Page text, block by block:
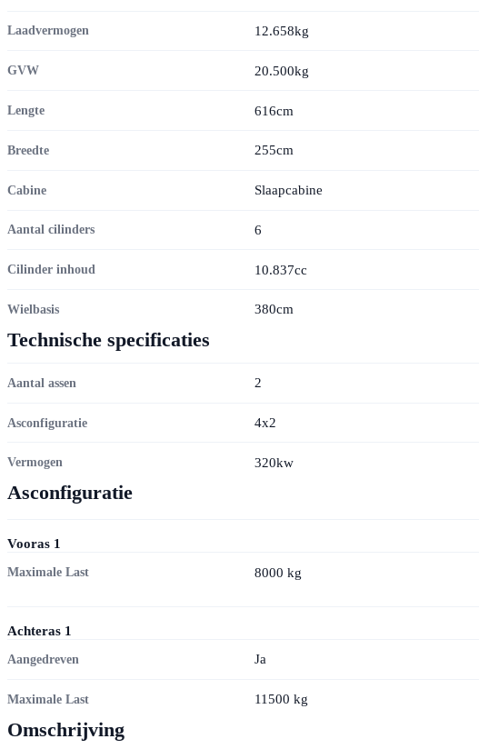
Laadvermogen 12.658kg
GVW 20.500kg
Lengte 616cm
Breedte 255cm
Cabine Slaapcabine
Aantal cilinders 6
Cilinder inhoud 10.837cc
Wielbasis 380cm
Technische specificaties
Aantal assen 2
Asconfiguratie 4x2
Vermogen 320kw
Asconfiguratie
Vooras 1
Maximale Last 8000 kg
Achteras 1
Aangedreven Ja
Maximale Last 11500 kg
Omschrijving